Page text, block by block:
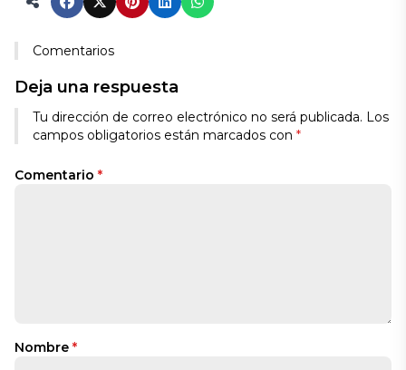
Comentarios
Deja una respuesta
Tu dirección de correo electrónico no será publicada. Los
campos obligatorios están marcados con *
Comentario *
Nombre *